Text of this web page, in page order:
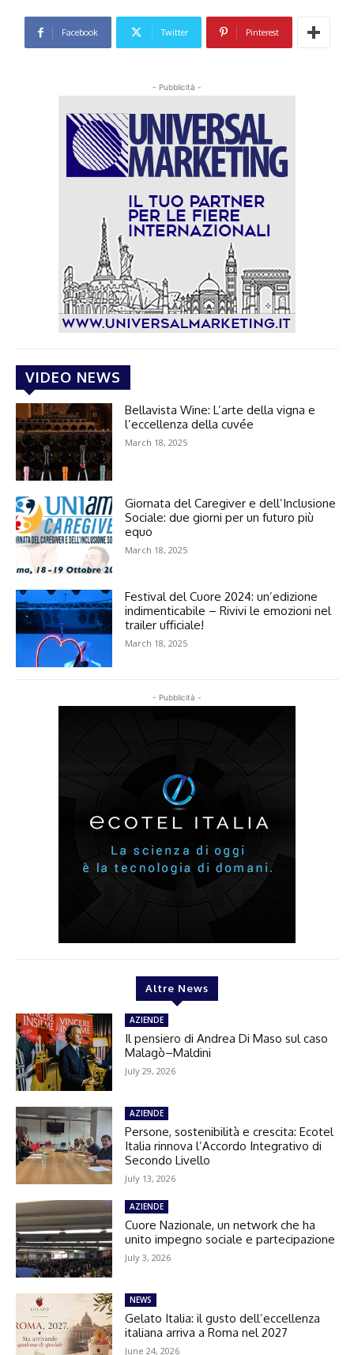
Facebook Twitter Pinterest
- Pubblicità -
VIDEO NEWS
Bellavista Wine: L’arte della vigna e
l’eccellenza della cuvée
March 18, 2025
Giornata del Caregiver e dell’Inclusione
Sociale: due giorni per un futuro più
equo
March 18, 2025
Festival del Cuore 2024: un’edizione
indimenticabile – Rivivi le emozioni nel
trailer ufficiale!
March 18, 2025
- Pubblicità -
Altre News
AZIENDE
Il pensiero di Andrea Di Maso sul caso
Malagò–Maldini
July 29, 2026
AZIENDE
Persone, sostenibilità e crescita: Ecotel
Italia rinnova l’Accordo Integrativo di
Secondo Livello
July 13, 2026
AZIENDE
Cuore Nazionale, un network che ha
unito impegno sociale e partecipazione
July 3, 2026
NEWS
Gelato Italia: il gusto dell’eccellenza
italiana arriva a Roma nel 2027
June 24, 2026